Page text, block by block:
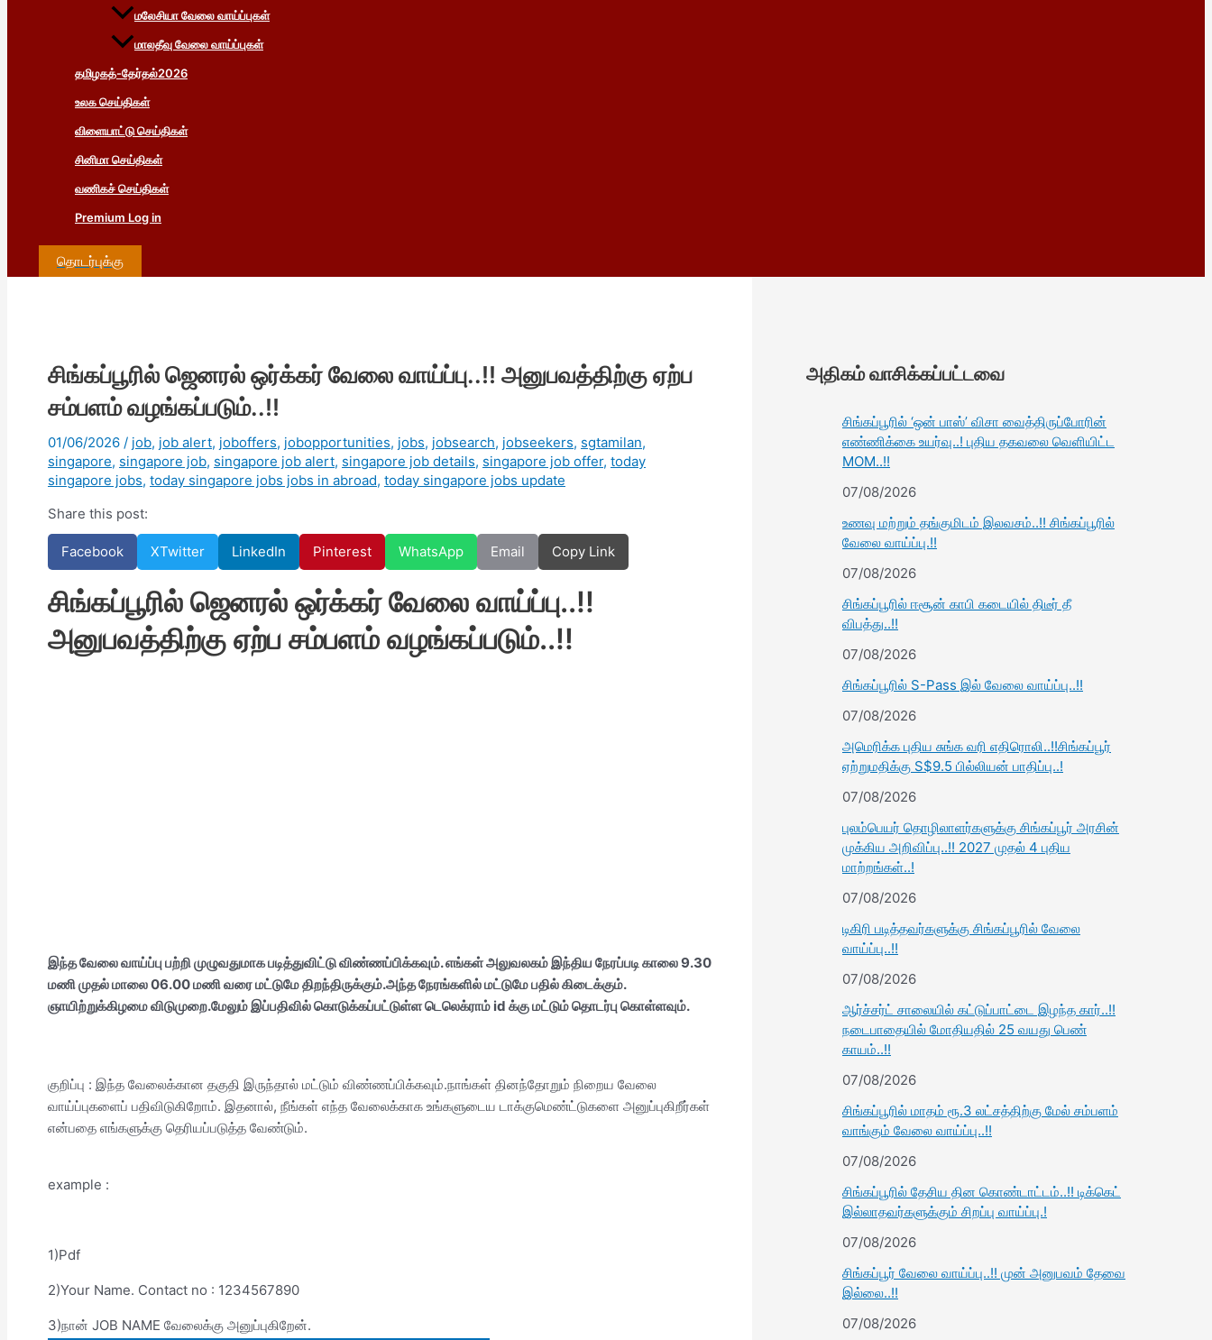
மலேசியா வேலை வாய்ப்புகள்
மாலதீவு வேலை வாய்ப்புகள்
தமிழகத்-தேர்தல்2026
உலக செய்திகள்
விளையாட்டு செய்திகள்
சினிமா செய்திகள்
வணிகச் செய்திகள்
Premium Log in
தொடர்புக்கு
சிங்கப்பூரில் ஜெனரல் ஒர்க்கர் வேலை வாய்ப்பு..!! அனுபவத்திற்கு ஏற்ப
சம்பளம் வழங்கப்படும்..!!
01/06/2026 / job, job alert, joboffers, jobopportunities, jobs, jobsearch, jobseekers, sgtamilan,
singapore, singapore job, singapore job alert, singapore job details, singapore job offer, today
singapore jobs, today singapore jobs jobs in abroad, today singapore jobs update
Share this post:
Facebook XTwitter LinkedIn Pinterest WhatsApp Email Copy Link
சிங்கப்பூரில் ஜெனரல் ஒர்க்கர் வேலை வாய்ப்பு..!!
அனுபவத்திற்கு ஏற்ப சம்பளம் வழங்கப்படும்..!!
இந்த வேலை வாய்ப்பு பற்றி முழுவதுமாக படித்துவிட்டு விண்ணப்பிக்கவும். எங்கள்அலுவலகம் இந்திய நேரப்படி காலை 9.30
மணி முதல் மாலை 06.00 மணி வரை மட்டுமே திறந்திருக்கும்.அந்த நேரங்களில் மட்டுமே பதில் கிடைக்கும்.
ஞாயிற்றுக்கிழமை விடுமுறை.மேலும் இப்பதிவில் கொடுக்கப்பட்டுள்ள டெலெக்ராம் id க்கு மட்டும் தொடர்பு கொள்ளவும்.
குறிப்பு : இந்த வேலைக்கான தகுதி இருந்தால் மட்டும் விண்ணப்பிக்கவும்.நாங்கள் தினந்தோறும் நிறைய வேலை
வாய்ப்புகளைப் பதிவிடுகிறோம். இதனால், நீங்கள் எந்த வேலைக்காக உங்களுடைய டாக்குமெண்ட்டுகளை அனுப்புகிறீர்கள்
என்பதை எங்களுக்கு தெரியப்படுத்த வேண்டும்.
example :
1)Pdf
2)Your Name. Contact no : 1234567890
3)நான் JOB NAME வேலைக்கு அனுப்புகிறேன்.
அதிகம் வாசிக்கப்பட்டவை
சிங்கப்பூரில் ‘ஒன் பாஸ்’ விசா வைத்திருப்போரின்
எண்ணிக்கை உயர்வு..! புதிய தகவலை வெளியிட்ட
MOM..!!
07/08/2026
உணவு மற்றும் தங்குமிடம் இலவசம்..!! சிங்கப்பூரில்
வேலை வாய்ப்பு.!!
07/08/2026
சிங்கப்பூரில் ஈசூன் காபி கடையில் திடீர் தீ
விபத்து..!!
07/08/2026
சிங்கப்பூரில் S-Pass இல் வேலை வாய்ப்பு..!!
07/08/2026
அமெரிக்க புதிய சுங்க வரி எதிரொலி..!!சிங்கப்பூர்
ஏற்றுமதிக்கு S$9.5 பில்லியன் பாதிப்பு..!
07/08/2026
புலம்பெயர் தொழிலாளர்களுக்கு சிங்கப்பூர் அரசின்
முக்கிய அறிவிப்பு..!! 2027 முதல் 4 புதிய
மாற்றங்கள்..!
07/08/2026
டிகிரி படித்தவர்களுக்கு சிங்கப்பூரில் வேலை
வாய்ப்பு..!!
07/08/2026
ஆர்ச்சர்ட் சாலையில் கட்டுப்பாட்டை இழந்த கார்..!!
நடைபாதையில் மோதியதில் 25 வயது பெண்
காயம்..!!
07/08/2026
சிங்கப்பூரில் மாதம் ரூ.3 லட்சத்திற்கு மேல் சம்பளம்
வாங்கும் வேலை வாய்ப்பு..!!
07/08/2026
சிங்கப்பூரில் தேசிய தின கொண்டாட்டம்..!! டிக்கெட்
இல்லாதவர்களுக்கும் சிறப்பு வாய்ப்பு.!
07/08/2026
சிங்கப்பூர் வேலை வாய்ப்பு..!! முன் அனுபவம் தேவை
இல்லை..!!
07/08/2026